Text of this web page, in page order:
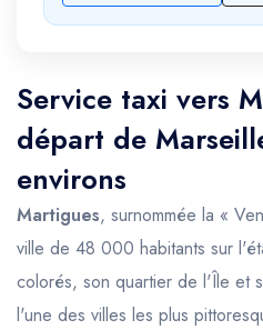
Service taxi vers
départ de
environs
Martigues, surnommée la «
ville de 48 000 habitants sur
colorés, son quartier de l'Île et
l'une des villes les plus